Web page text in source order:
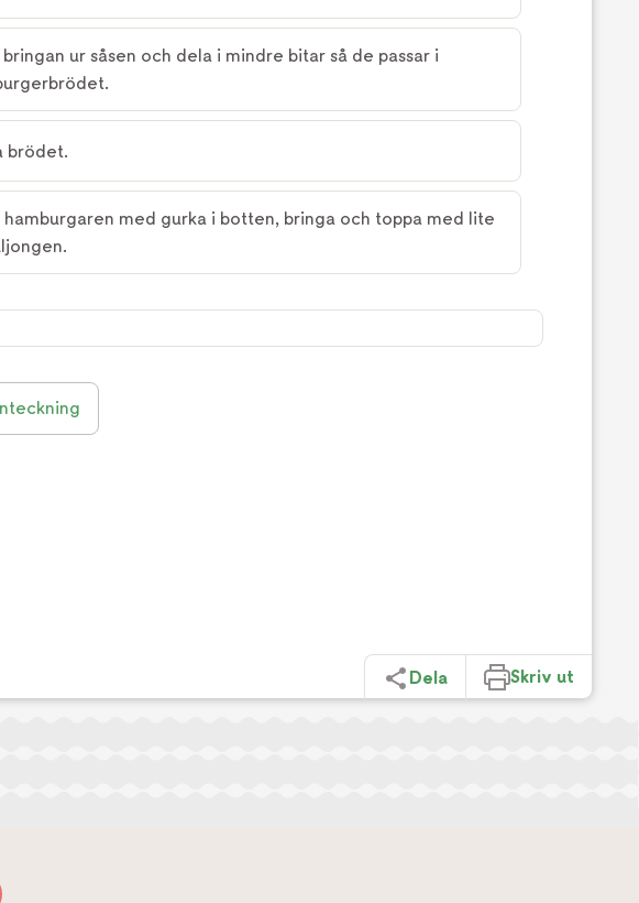
bringan ur såsen och dela i mindre bitar så de passar i
brödet.
hamburgaren med gurka i botten, bringa och toppa med lite
Dela Skriv ut